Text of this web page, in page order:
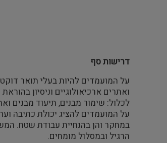
דרישות סף
על המועמדים להיות בעלי תואר
ואתרים ארכיאולוגיים וניסיון
לכלול: שימור מבנים, תיעוד מבנים
על המועמדים להציג יכולת כתיבה
במחקר והן בהנחיית עבודת שטח.
הרגיל ובמסלול מומחים.